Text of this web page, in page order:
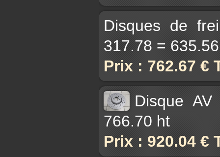
Disques de
317.78 =
Prix : 762.67 €
Disque
766.70 ht
Prix : 920.04 €